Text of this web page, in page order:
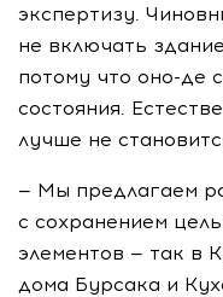
экспертизу.
не включать
потому что оно-де
состояния.
лучше не
— Мы предлагаем
с сохранением
элементов — так в
дома Бурсака и